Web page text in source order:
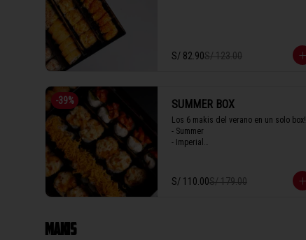
S/ 82.90S/ 123.00
-39% SUMMER BOX
Los 6 makis del verano en un solo box!
- Summer
- Imperial
- Acevichado
- Parma
S/ 110.00S/ 179.00
MAKIS